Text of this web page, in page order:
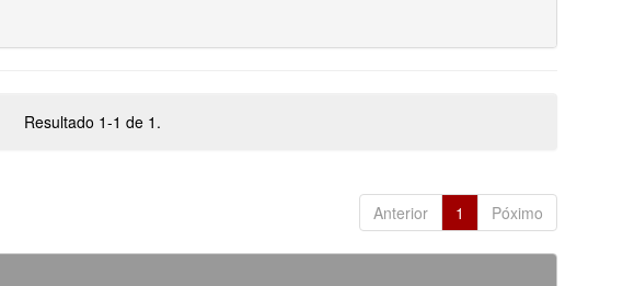
Resultado 1-1 de 1.
Anterior 1 Póximo